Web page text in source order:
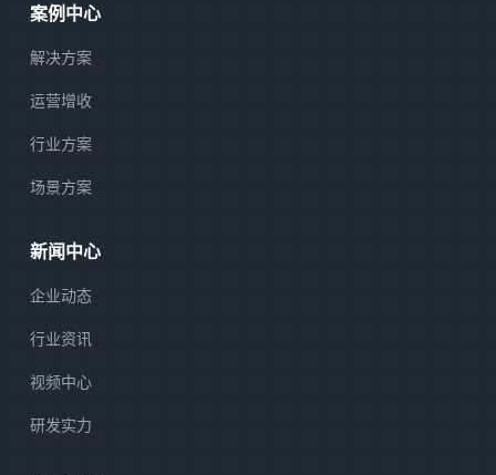
案例中心
解决方案
运营增收
行业方案
场景方案
新闻中心
企业动态
行业资讯
视频中心
研发实力